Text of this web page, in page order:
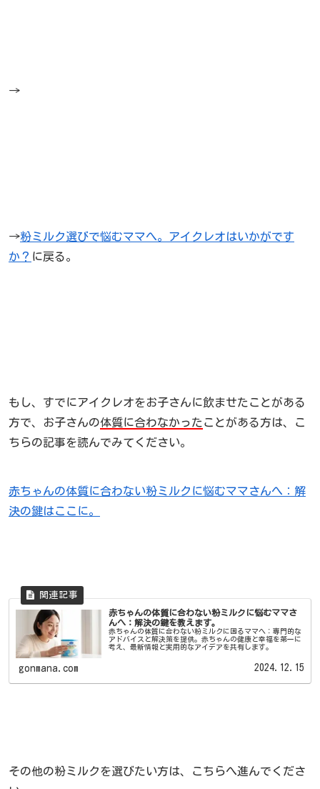
→
→粉ミルク選びで悩むママへ。アイクレオはいかがです
か？ に戻る。
もし、すでにアイクレオをお子さんに飲ませたことがある
方で、お子さんの体質に合わなかった ことがある方は、こ
ちらの記事を読んでみてください。
赤ちゃんの体質に合わない粉ミルクに悩むママさんへ：解
決の鍵はここに。
赤ちゃんの体質に合わない粉ミルクに悩むママさ
んへ：解決の鍵を教えます。
赤ちゃんの体質に合わない粉ミルクに困るママへ：専門的な
アドバイスと解決策を提供。赤ちゃんの健康と幸福を第一に
考え、最新情報と実用的なアイデアを共有します。
gonmana.com 2024.12.15
その他の粉ミルクを選びたい方は、こちらへ進んでくださ